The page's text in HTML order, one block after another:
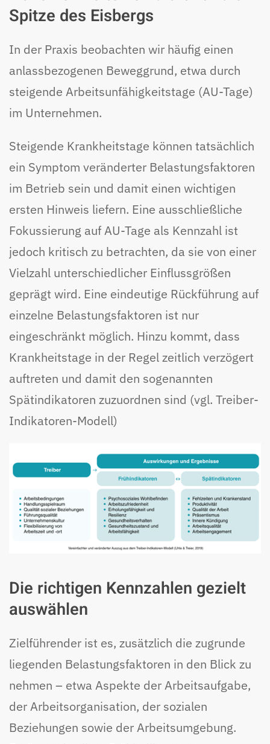
Spitze des Eisbergs
In der Praxis beobachten wir häufig einen
anlassbezogenen Beweggrund, etwa durch
steigende Arbeitsunfähigkeitstage (AU-Tage)
im Unternehmen.
Steigende Krankheitstage können tatsächlich
ein Symptom veränderter Belastungsfaktoren
im Betrieb sein und damit einen wichtigen
ersten Hinweis liefern. Eine ausschließliche
Fokussierung auf AU-Tage als Kennzahl ist
jedoch kritisch zu betrachten, da sie von einer
Vielzahl unterschiedlicher Einflussgrößen
geprägt wird. Eine eindeutige Rückführung auf
einzelne Belastungsfaktoren ist nur
eingeschränkt möglich. Hinzu kommt, dass
Krankheitstage in der Regel zeitlich verzögert
auftreten und damit den sogenannten
Spätindikatoren zuzuordnen sind (vgl. Treiber-
Indikatoren-Modell)
Die richtigen Kennzahlen gezielt
auswählen
Zielführender ist es, zusätzlich die zugrunde
liegenden Belastungsfaktoren in den Blick zu
nehmen – etwa Aspekte der Arbeitsaufgabe,
der Arbeitsorganisation, der sozialen
Beziehungen sowie der Arbeitsumgebung.